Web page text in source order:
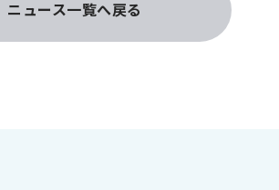
ニュース一覧へ戻る